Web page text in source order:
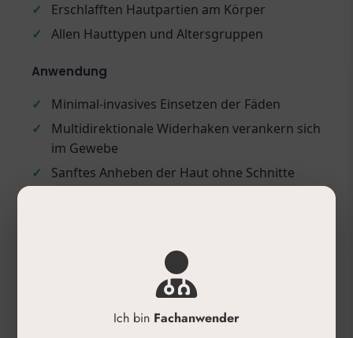
✓
Erschlafften Hautpartien am Körper
✓
Allen Hauttypen und Altersgruppen
Anwendung
✓
Minimal-invasives Einsetzen der Fäden
✓
Multidirektionale Widerhaken verankern sich
im Gewebe
✓
Sanftes Anheben der Haut ohne Schnitte
Vermeidung körperlicher Anstrengungen für
einige Tage nach der Behandlung
Behandlers beachten
Ich bin Fachanwender